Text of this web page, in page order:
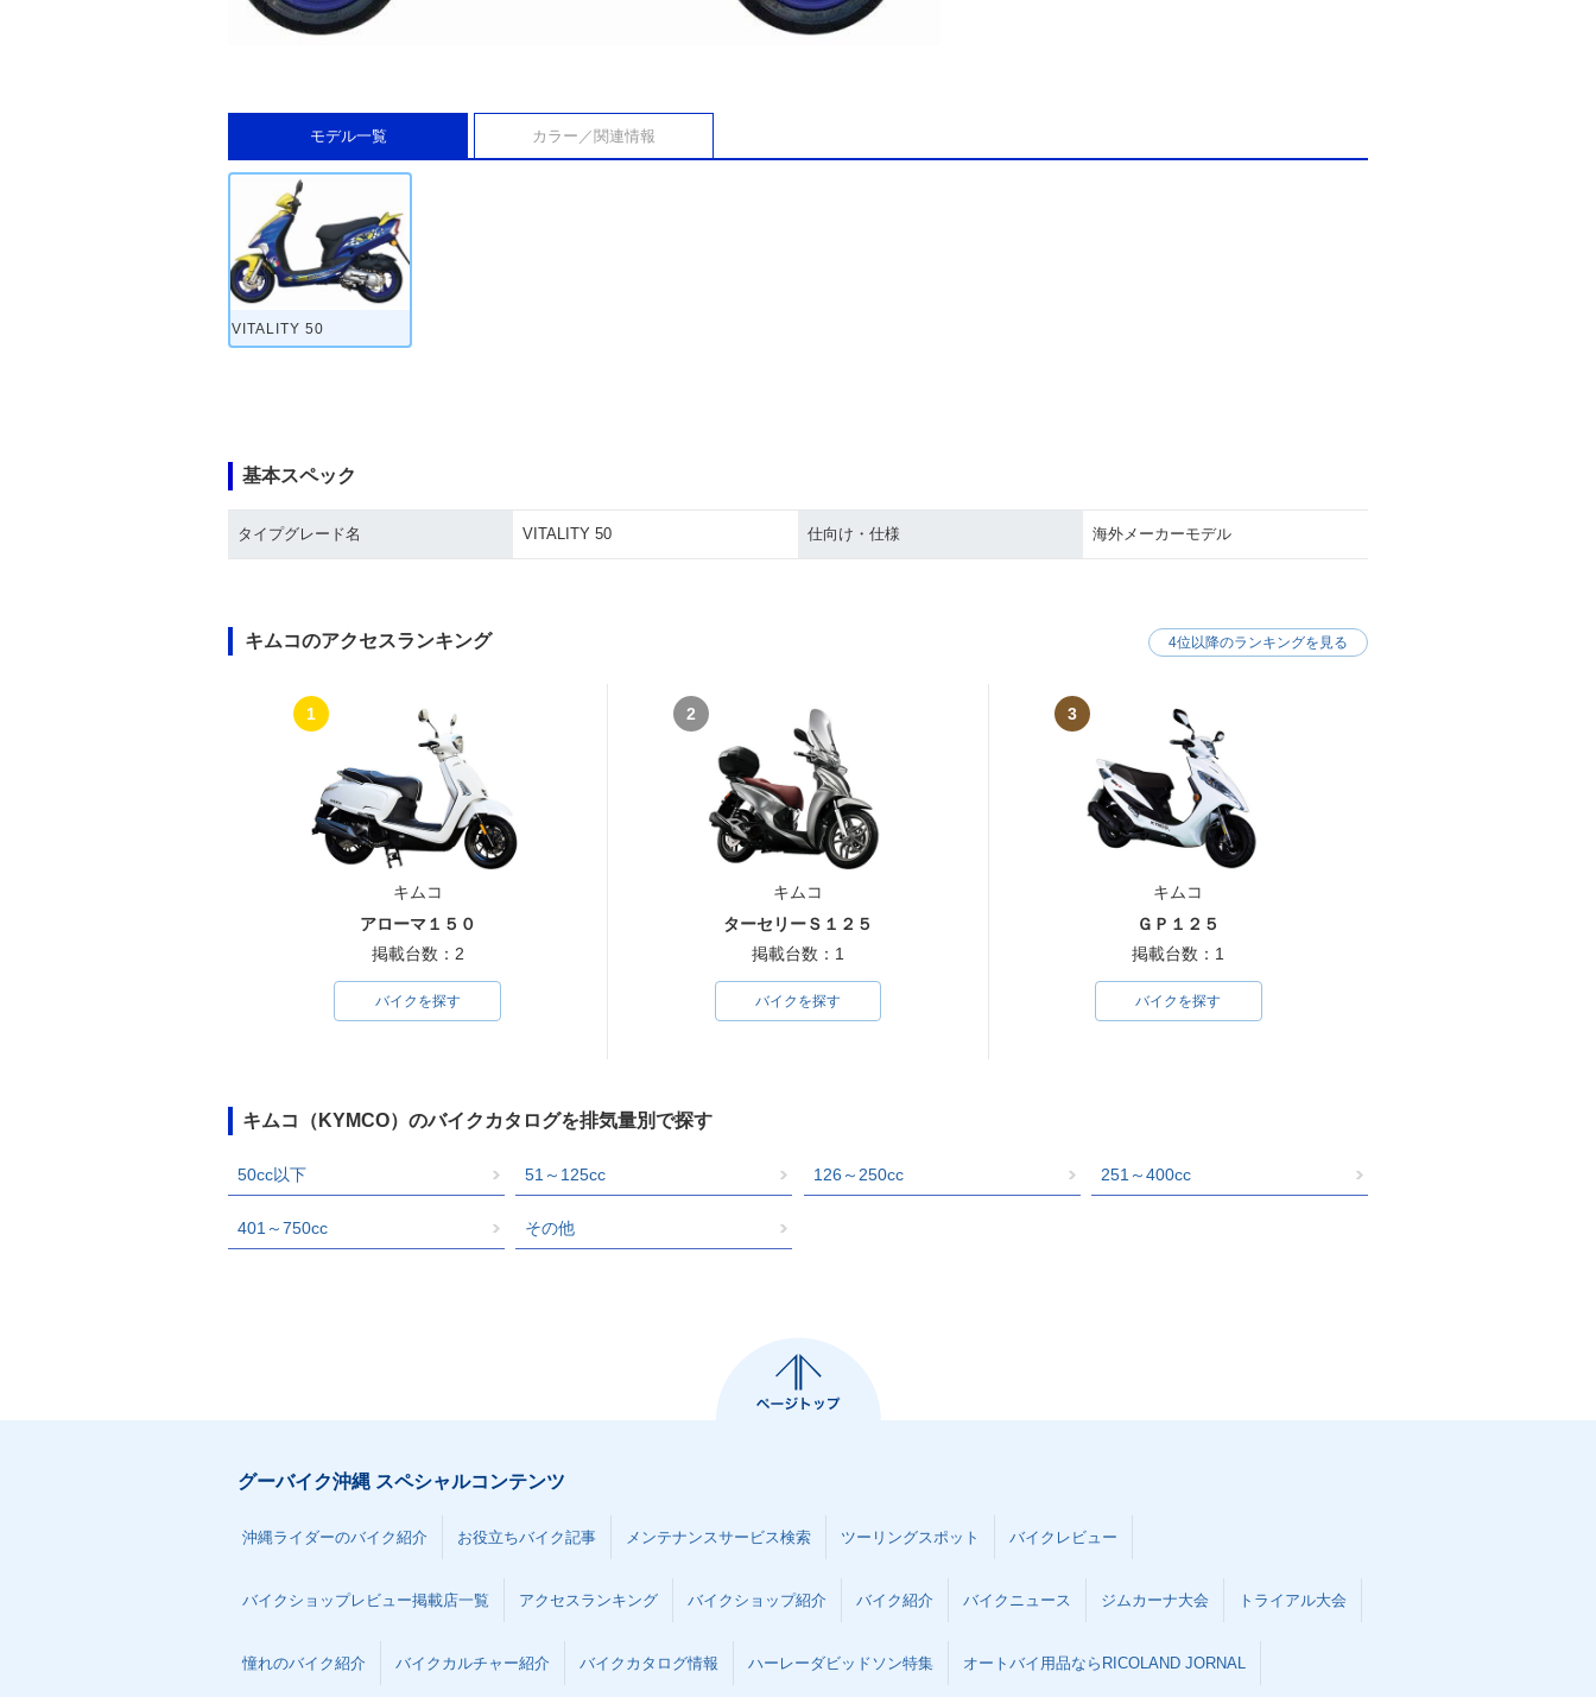
モデル一覧 カラー／関連情報
VITALITY 50
基本スペック
タイプグレード名 VITALITY 50 仕向け・仕様 海外メーカーモデル
キムコのアクセスランキング
1
キムコ
アローマ１５０
掲載台数：2
バイクを探す
2
キムコ
ターセリーＳ１２５
掲載台数：1
バイクを探す
3
キムコ
ＧＰ１２５
掲載台数：1
バイクを探す
4位以降のランキングを見る
キムコ（KYMCO）のバイクカタログを排気量別で探す
50cc以下 51～125cc 126～250cc 251～400cc
401～750cc その他
グーバイク沖縄 スペシャルコンテンツ
沖縄ライダーのバイク紹介 お役立ちバイク記事 メンテナンスサービス検索 ツーリングスポット バイクレビュー
バイクショップレビュー掲載店一覧 アクセスランキング バイクショップ紹介 バイク紹介 バイクニュース ジムカーナ大会 トライアル大会
憧れのバイク紹介 バイクカルチャー紹介 バイクカタログ情報 ハーレーダビッドソン特集 オートバイ用品ならRICOLAND JORNAL